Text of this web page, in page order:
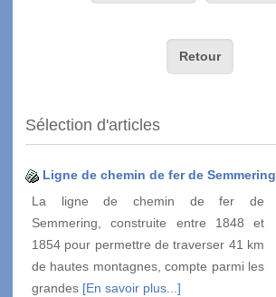
Retour
Sélection d'articles
Ligne de chemin de fer de Semmering
La ligne de chemin de fer de
Semmering, construite entre 1848 et
1854 pour permettre de traverser 41 km
de hautes montagnes, compte parmi les
grandes [En savoir plus...]